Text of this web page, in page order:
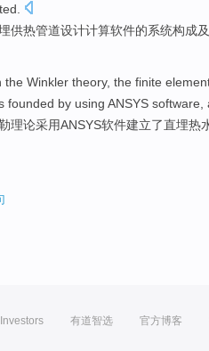
供热管道设计计算软件的系统构成及
the Winkler theory, the finite
founded by using ANSYS software,
理论采用ANSYS软件建立了直埋热
Investors 有道智选 官方博客